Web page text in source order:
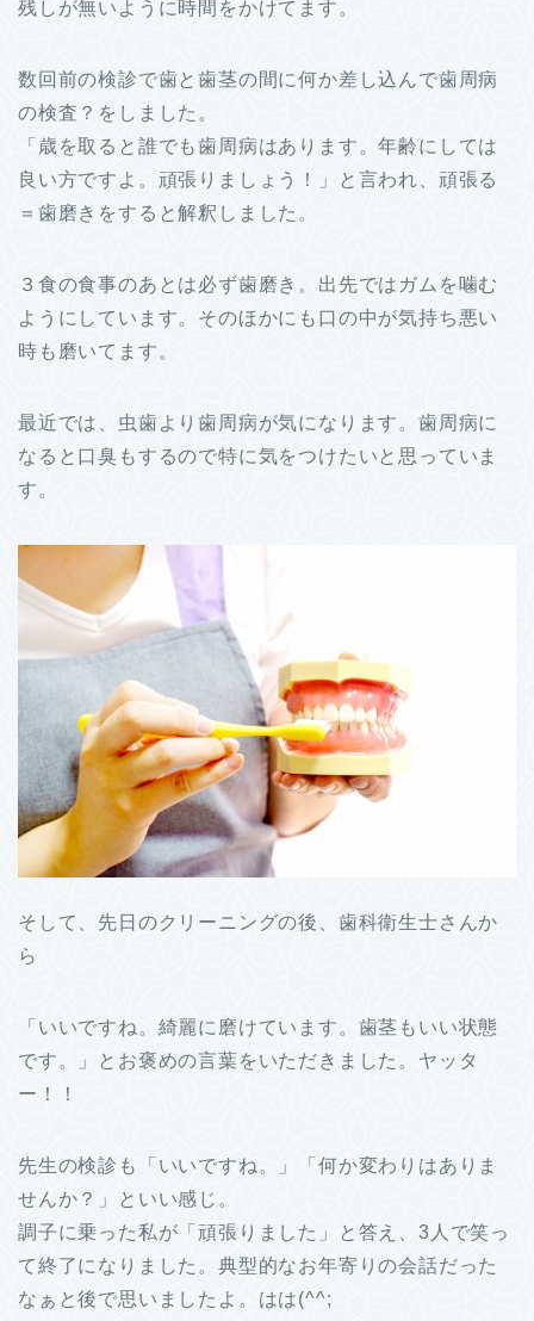
残しが無いように時間をかけてます。
数回前の検診で歯と歯茎の間に何か差し込んで歯周病
の検査？をしました。
「歳を取ると誰でも歯周病はあります。年齢にしては
良い方ですよ。頑張りましょう！」と言われ、頑張る
＝歯磨きをすると解釈しました。
３食の食事のあとは必ず歯磨き。出先ではガムを噛む
ようにしています。そのほかにも口の中が気持ち悪い
時も磨いてます。
最近では、虫歯より歯周病が気になります。歯周病に
なると口臭もするので特に気をつけたいと思っていま
す。
そして、先日のクリーニングの後、歯科衛生士さんか
ら
「いいですね。綺麗に磨けています。歯茎もいい状態
です。」とお褒めの言葉をいただきました。ヤッタ
ー！！
先生の検診も「いいですね。」「何か変わりはありま
せんか？」といい感じ。
調子に乗った私が「頑張りました」と答え、3人で笑っ
て終了になりました。典型的なお年寄りの会話だった
なぁと後で思いましたよ。はは(^^;